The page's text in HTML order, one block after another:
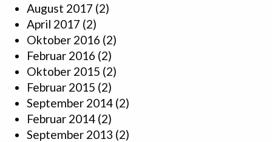
August 2017 (2)
April 2017 (2)
Oktober 2016 (2)
Februar 2016 (2)
Oktober 2015 (2)
Februar 2015 (2)
September 2014 (2)
Februar 2014 (2)
September 2013 (2)